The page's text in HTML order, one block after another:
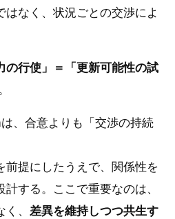
はなく、状況ごとの交渉によ
の行使」＝「更新可能性の試
、合意よりも「交渉の持続
前提にしたうえで、関係性を
する。ここで重要なのは、
、 差異を維持しつつ共生す